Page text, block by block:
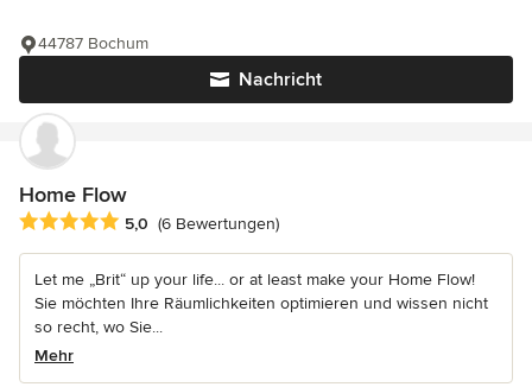
Nachricht
44787 Bochum
Home Flow
Durchschnittliche Bewertung: 5 von 5 Sternen
5,0 (6 Bewertungen)
Let me „Brit“ up your life... or at least make your Home Flow!
Sie möchten Ihre Räumlichkeiten optimieren und wissen nicht
so recht, wo Sie...
Mehr